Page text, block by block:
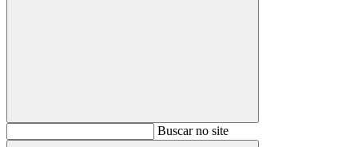
BuscarBuscar no site